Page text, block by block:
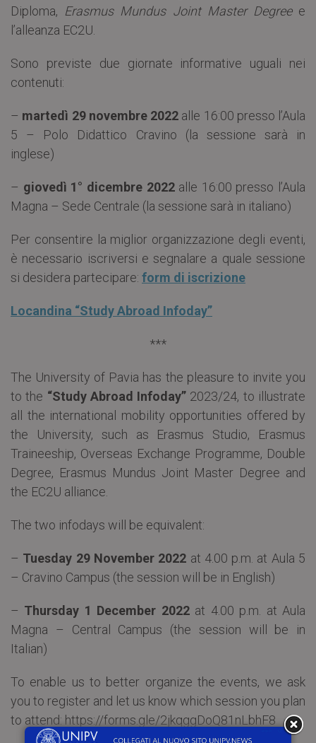
Diploma, Erasmus Mundus Joint Master Degreee
l’alleanza EC2U.
Sono previste due giornate informative uguali nei
contenuti:
– martedì 29 novembre 2022 alle 16:00 presso l’Aula
5 – Polo Didattico Cravino (la sessione sarà in
inglese)
– giovedì 1° dicembre 2022alle 16:00 presso l’Aula
Magna – Sede Centrale (la sessione sarà in italiano)
Per consentire la miglior organizzazione degli eventi,
è necessario iscriversi e segnalare a quale sessione
si desidera partecipare: form di iscrizione
Locandina “Study Abroad Infoday”
***
The University of Pavia has the pleasure to invite you
to the “Study Abroad Infoday” 2023/24, to illustrate
all the international mobility opportunities offered by
the University, such as Erasmus Studio, Erasmus
Traineeship, Overseas Exchange Programme, Double
Degree, Erasmus Mundus Joint Master Degree and
the EC2U alliance.
The two infodays will be equivalent:
– Tuesday 29 November 2022 at 4.00 p.m. at Aula 5
– Cravino Campus (the session will be in English)
– Thursday 1 December 2022at 4.00 p.m. at Aula
Magna – Central Campus (the session will be in
Italian)
To enable us to better organize the events, we ask
you to register and let us know which session you plan
to attend: https://forms.gle/2jkqggDoQ81nLbhF8